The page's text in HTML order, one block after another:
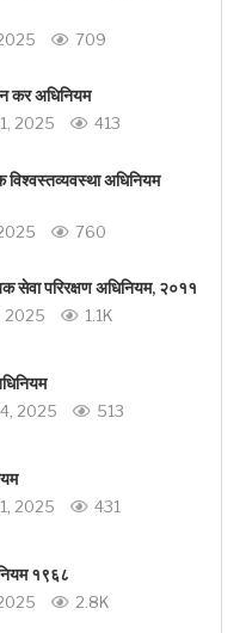
709
कर अधिनियम
2025 413
विश्वस्तव्यवस्था अधिनियम
760
सेवा परिरक्षण अधिनियम, २०११
2025 1.1K
2025 513
2025 431
नियम १९६८
2.8K